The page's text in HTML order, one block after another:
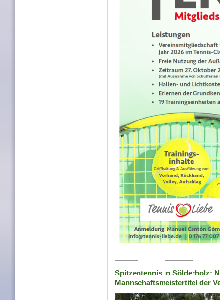
Spitzentennis in Sölderholz:
Mannschaftsmeistertitel der